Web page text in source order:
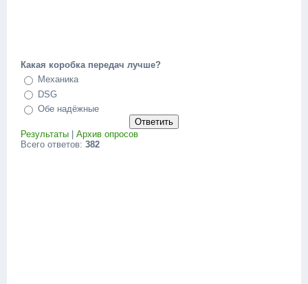
Какая коробка передач лучше?
Механика
DSG
Обе надёжные
Результаты | Архив опросов
Всего ответов: 382